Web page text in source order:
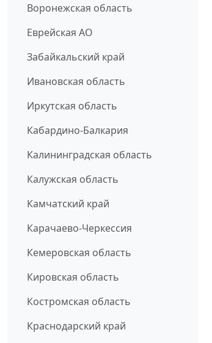
Воронежская область
Еврейская АО
Забайкальский край
Ивановская область
Иркутская область
Кабардино-Балкария
Калининградская область
Калужская область
Камчатский край
Карачаево-Черкессия
Кемеровская область
Кировская область
Костромская область
Краснодарский край